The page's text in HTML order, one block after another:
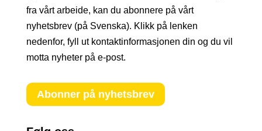
fra vårt arbeide, kan du abonnere på vårt
nyhetsbrev (på Svenska). Klikk på lenken
nedenfor, fyll ut kontaktinformasjonen din og du vil
motta nyheter på e-post.
Abonner på nyhetsbrev